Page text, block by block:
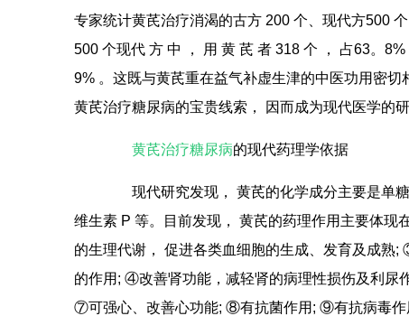
专家统计黄芪治疗消渴的古方 200 个、现代方500
500 个现代 方 中 ， 用 黄 芪 者 318 个 ， 占63。
9% 。这既与黄芪重在益气补虚生津的中医功用密
黄芪治疗糖尿病的宝贵线索， 因而成为现代医学的研
黄芪治疗糖尿病的现代药理学依据
现代研究发现， 黄芪的化学成分主要是单糖
维生素 P 等。目前发现， 黄芪的药理作用主要体
的生理代谢， 促进各类血细胞的生成、发育及成熟
的作用; ④改善肾功能，减轻肾的病理性损伤及利
⑦可强心、改善心功能; ⑧有抗菌作用; ⑨有抗病毒